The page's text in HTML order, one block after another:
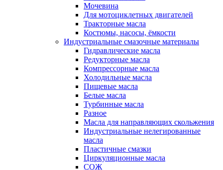
Мочевина
Для мотоциклетных двигателей
Тракторные масла
Костюмы, насосы, ёмкости
Индустриальные смазочные материалы
Гидравлические масла
Редукторные масла
Компрессорные масла
Холодильные масла
Пищевые масла
Белые масла
Турбинные масла
Разное
Масла для направляющих скольжения
Индустриальные нелегированные
масла
Пластичные смазки
Циркуляционные масла
СОЖ